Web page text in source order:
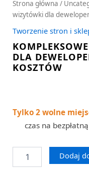
Strona główna /
wizytówki dla
Tworzenie stron i
DLA
KOSZTÓW
Tylko 2 wolne
czas na
Dodaj